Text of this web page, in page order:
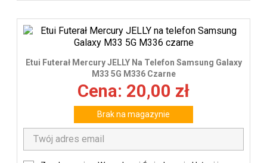
Etui Futerał Mercury JELLY Na Telefon Samsung Galaxy
M33 5G M336 Czarne
Cena: 20,00 zł
Brak na magazynie